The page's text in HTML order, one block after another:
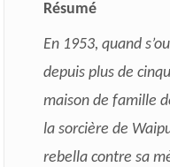
Résumé
En 1953, quand
depuis plus de
maison de famille
la sorcière de
rebella contre sa